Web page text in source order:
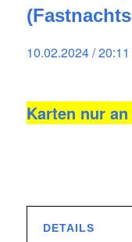
10.02.2024 / 20:11
Karten nur
DETAILS